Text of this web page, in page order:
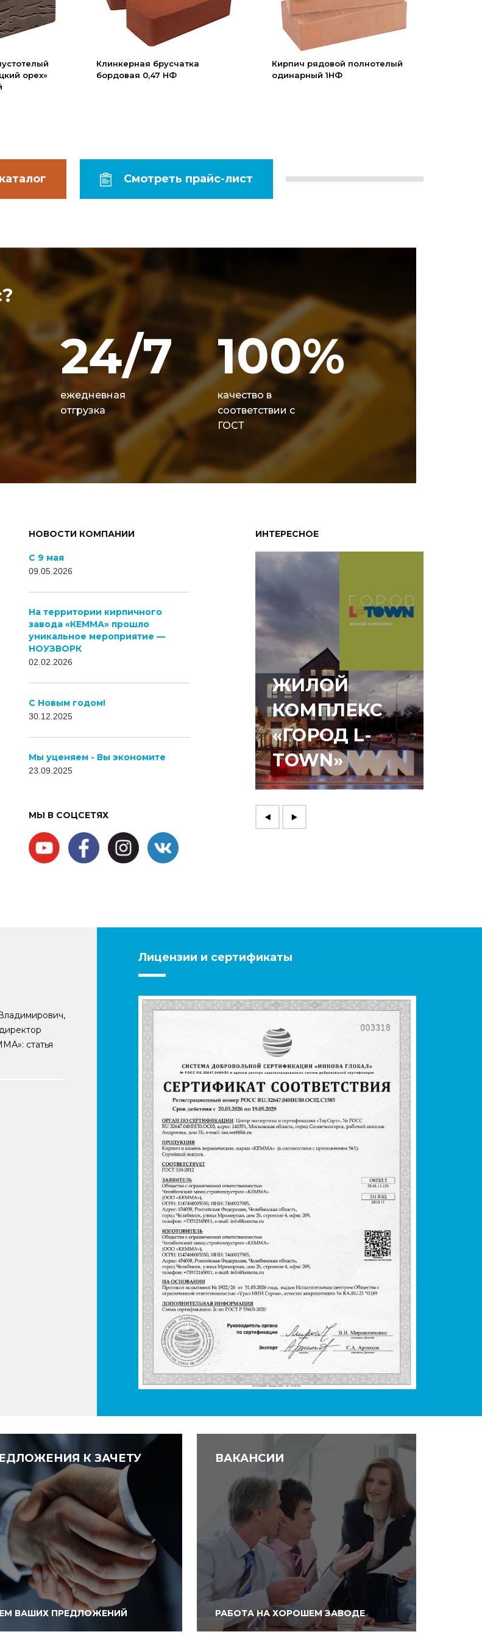
орех»
Клинкерная брусчатка
бордовая 0,47 НФ
Кирпич рядовой полнотелый
одинарный 1НФ
Смотреть прайс-лист
24/7
ежедневная
отгрузка
100%
качество в
соответствии с
ГОСТ
НОВОСТИ КОМПАНИИ
С 9 мая
09.05.2026
На территории кирпичного
завода «КЕММА» прошло
уникальное мероприятие —
НОУЗВОРК
02.02.2026
C Новым годом!
30.12.2025
Мы уценяем - Вы экономите
23.09.2025
МЫ В СОЦСЕТЯХ
ИНТЕРЕСНОЕ
ЛЕСНОЙ
КВАРТАЛ
ЖИЛОЙ
КОМПЛЕКС
«ГОРОД L-
TOWN»
статья
Лицензии и сертификаты
К ЗАЧЕТУ
ВАШИХ ПРЕДЛОЖЕНИЙ
ВАКАНСИИ
РАБОТА НА ХОРОШЕМ ЗАВОДЕ